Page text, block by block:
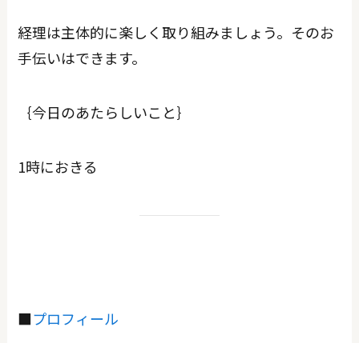
経理は主体的に楽しく取り組みましょう。そのお
手伝いはできます。
｛今日のあたらしいこと｝
1時におきる
■プロフィール